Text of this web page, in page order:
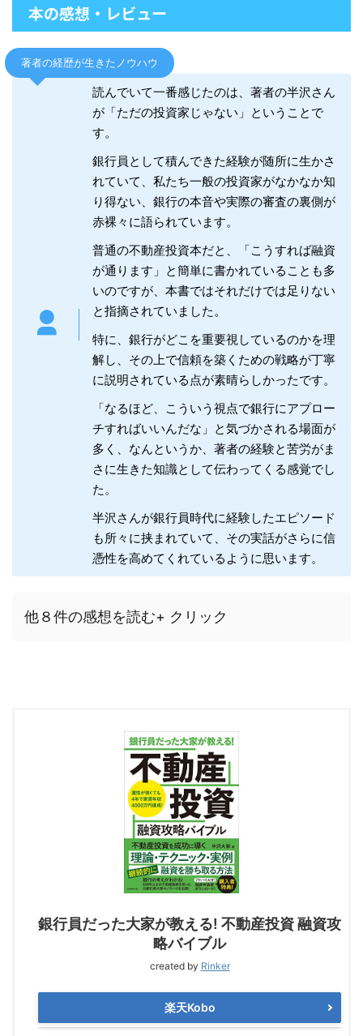
本の感想・レビュー
著者の経歴が生きたノウハウ
読んでいて一番感じたのは、著者の半沢さん
が「ただの投資家じゃない」ということで
す。
銀行員として積んできた経験が随所に生かさ
れていて、私たち一般の投資家がなかなか知
り得ない、銀行の本音や実際の審査の裏側が
赤裸々に語られています。
普通の不動産投資本だと、「こうすれば融資
が通ります」と簡単に書かれていることも多
いのですが、本書ではそれだけでは足りない
と指摘されていました。
特に、銀行がどこを重要視しているのかを理
解し、その上で信頼を築くための戦略が丁寧
に説明されている点が素晴らしかったです。
「なるほど、こういう視点で銀行にアプロー
チすればいいんだな」と気づかされる場面が
多く、なんというか、著者の経験と苦労がま
さに生きた知識として伝わってくる感覚でし
た。
半沢さんが銀行員時代に経験したエピソード
も所々に挟まれていて、その実話がさらに信
憑性を高めてくれているように思います。
他８件の感想を読む+ クリック
銀行員だった大家が教える! 不動産投資 融資攻
略バイブル
created by Rinker
楽天Kobo